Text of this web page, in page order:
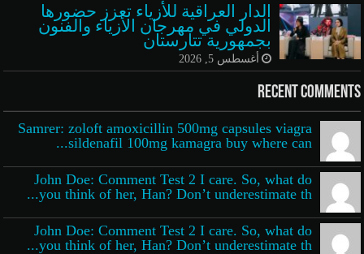
الدار العراقية للأزياء تعزز حضورها
الدولي في مهرجان الأزياء والفنون
بجمهورية تتارستان
أغسطس 5, 2026
Recent Comments
Samrer: zoloft amoxicillin 500mg capsules viagra
sildenafil 100mg kamagra buy where can...
John Doe: Comment Test 2 I care. So, what do
you think of her, Han? Don’t underestimate th...
John Doe: Comment Test 2 I care. So, what do
you think of her, Han? Don’t underestimate th...